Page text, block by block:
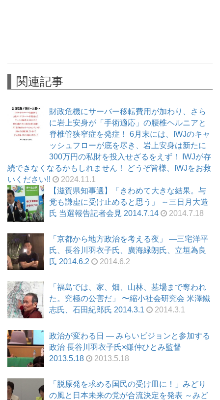
関連記事
財政危機にサーバー移転費用が加わり、さら
に岩上安身が「手術適応」の腰椎ヘルニアと
脊椎管狭窄症を発症！ 6月末には、IWJのキャ
ッシュフローが底を尽き、岩上安身は新たに
300万円の私財を投入せざるをえず！ IWJが存
続できなくなるかもしれません！ どうぞ皆様、IWJをお救
いください!!
2024.11.1
【滋賀県知事選】「きわめて大きな結果。与
党も謙虚に受け止めると思う」 ～三日月大造
氏 当選報告記者会見 2014.7.14
2014.7.18
「京都から地方政治を考える夜」 ―三宅洋平
氏、長谷川羽衣子氏、廣海緑朗氏、立垣為良
氏 2014.6.2
2014.6.2
「福島では、家、畑、山林、墓場まで奪われ
た。究極の公害だ」 〜縮小社会研究会 米澤鐵
志氏、石田紀郎氏 2014.3.1
2014.3.1
政治が変わる日 ― みらいビジョンと参加する
政治 長谷川羽衣子氏×鎌仲ひとみ監督
2013.5.18
2013.5.18
「脱原発を求める国民の受け皿に！」みどり
の風と日本未来の党が合流決定を発表 ～みど